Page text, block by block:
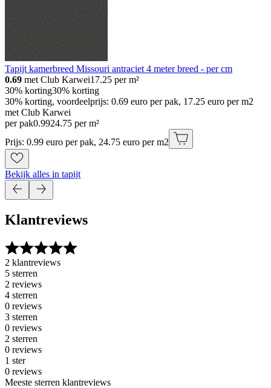
Tapijt kamerbreed Missouri antraciet 4 meter breed - per cm
0.69 met Club Karwei17.25 per m²
30% korting30% korting
30% korting, voordeelprijs: 0.69 euro per pak, 17.25 euro per m2
met Club Karwei
per pak0.9924.75 per m²
Prijs: 0.99 euro per pak, 24.75 euro per m2
Bekijk alles in tapijt
Klantreviews
2 klantreviews
5 sterren
2 reviews
4 sterren
0 reviews
3 sterren
0 reviews
2 sterren
0 reviews
1 ster
0 reviews
Meeste sterren klantreviews